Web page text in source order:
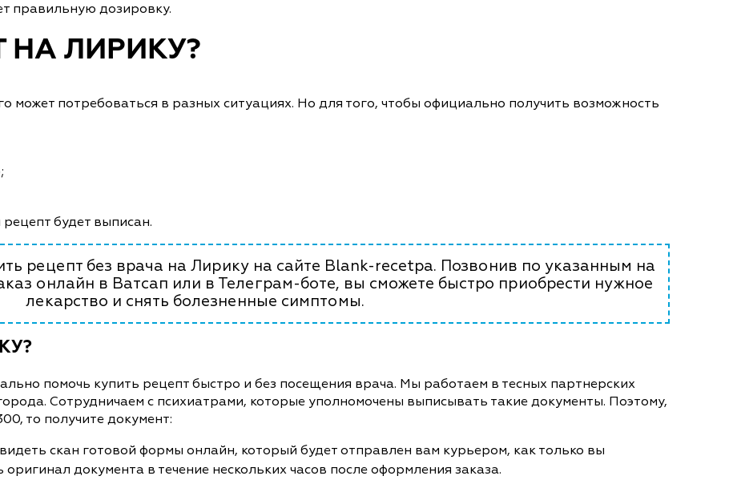
правильную дозировку.
НА ЛИРИКУ?
может потребоваться в разных ситуациях. Но для того, чтобы официально получить возможность
будет выписан.
рецепт без врача на Лирику на сайте Blank-recetpa. Позвонив по указанным на
онлайн в Ватсап или в Телеграм-боте, вы сможете быстро приобрести нужное
лекарство и снять болезненные симптомы.
помочь купить рецепт быстро и без посещения врача. Мы работаем в тесных партнерских
Сотрудничаем с психиатрами, которые уполномочены выписывать такие документы. Поэтому,
то получите документ:
скан готовой формы онлайн, который будет отправлен вам курьером, как только вы
документа в течение нескольких часов после оформления заказа.